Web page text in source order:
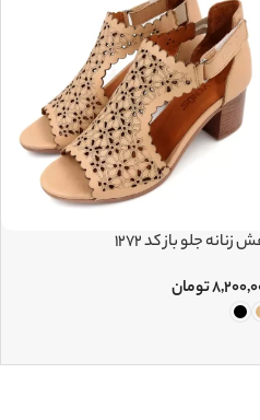
زنانه جلو باز کد 1272
تومان